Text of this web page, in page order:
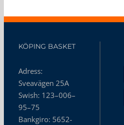
KÖPING BASKET
Adress:
Sveavägen 25A
Swish: 123–006–
95–75
Bankgiro: 5652-